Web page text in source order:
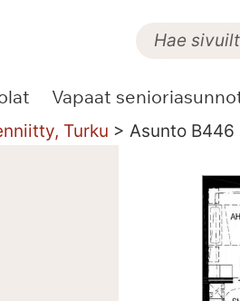
Vapaat
Turku > Asunto B446